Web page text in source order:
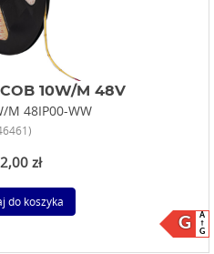
G
A
G
10W/M 48V
M 48IP00-WW
zł
do koszyka